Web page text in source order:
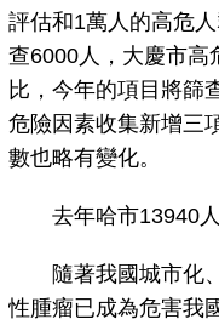
評估和1萬人的高危
查6000人，大慶市高
比，今年的項目將篩
危險因素收集新增三
數也略有變化。
去年哈市13940人
隨著我國城市化、
性腫瘤已成為危害我